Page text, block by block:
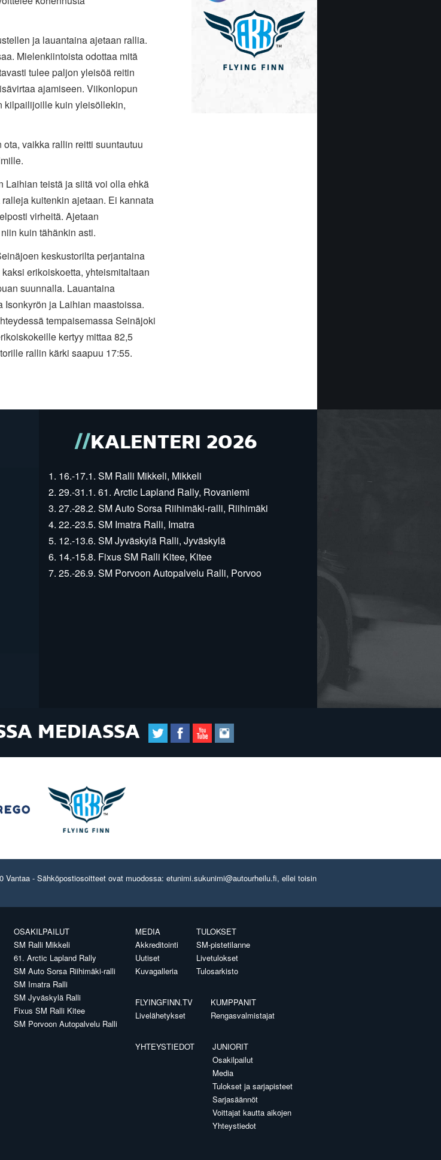
ja lauantaina ajetaan rallia.
Mielenkiintoista odottaa mitä
tulee paljon yleisöä reitin
ajamiseen. Viikonlopun
kilpailijoille kuin yleisöllekin,
vaikka rallin reitti suuntautuu
Laihian teistä ja siitä voi olla ehkä
kuitenkin ajetaan. Ei kannata
virheitä. Ajetaan
kuin tähänkin asti.
keskustorilta perjantaina
erikoiskoetta, yhteismitaltaan
suunnalla. Lauantaina
ja Laihian maastoissa.
tempaisemassa Seinäjoki
kertyy mittaa 82,5
rallin kärki saapuu 17:55.
KALENTERI 2026
1. 16.-17.1. SM Ralli Mikkeli, Mikkeli
2. 29.-31.1. 61. Arctic Lapland Rally, Rovaniemi
3. 27.-28.2. SM Auto Sorsa Riihimäki-ralli, Riihimäki
4. 22.-23.5. SM Imatra Ralli, Imatra
5. 12.-13.6. SM Jyväskylä Ralli, Jyväskylä
6. 14.-15.8. Fixus SM Ralli Kitee, Kitee
7. 25.-26.9. SM Porvoon Autopalvelu Ralli, Porvoo
MEDIASSA
Vantaa - Sähköpostiosoitteet ovat muodossa: etunimi.sukunimi@autourheilu.fi, ellei toisin
OSAKILPAILUT
SM Ralli Mikkeli
61. Arctic Lapland Rally
SM Auto Sorsa Riihimäki-ralli
SM Imatra Ralli
SM Jyväskylä Ralli
Fixus SM Ralli Kitee
SM Porvoon Autopalvelu Ralli
MEDIA
Akkreditointi
Uutiset
Kuvagalleria
TULOKSET
SM-pistetilanne
Livetulokset
Tulosarkisto
FLYINGFINN.TV
Livelähetykset
KUMPPANIT
Rengasvalmistajat
YHTEYSTIEDOT
JUNIORIT
Osakilpailut
Media
Tulokset ja sarjapisteet
Sarjasäännöt
Voittajat kautta aikojen
Yhteystiedot